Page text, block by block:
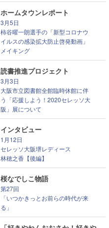
ホームタウンレポート
3月5日
柿谷曜一朗選手の「新型コロナウ
イルスの感染拡大防止啓発動画」
メイキング
読書推進プロジェクト
3月3日
大阪市立図書館全館臨時休館に伴
う「応援しよう！2020セレッソ大
阪」展について
インタビュー
1月12日
セレッソ大阪堺レディース
林穂之香【後編】
桜なでしこ物語
第27回
「いつかきっとお前らの時代が来
る」